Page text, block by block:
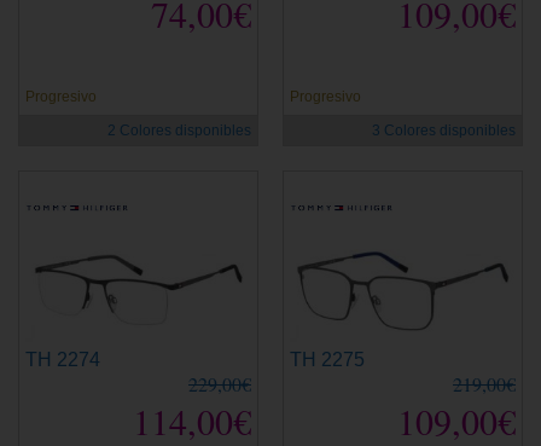
74,00€
Progresivo
2 Colores disponibles
109,00€
Progresivo
3 Colores disponibles
TH 2274
229,00€
114,00€
TH 2275
219,00€
109,00€